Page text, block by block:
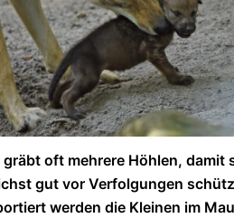
oft mehrere Höhlen, damit
gut vor Verfolgungen
werden die Kleinen im